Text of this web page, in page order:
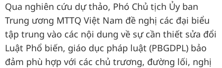
Qua nghiên cứu dự thảo, Phó Chủ tịch Ủy ban
Trung ương MTTQ Việt Nam đề nghị các đại biểu
tập trung vào các nội dung về sự cần thiết sửa đổi
Luật Phổ biến, giáo dục pháp luật (PBGDPL) bảo
đảm phù hợp với các chủ trương, đường lối, nghị